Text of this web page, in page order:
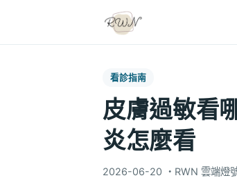
看診指南
皮膚過敏看
炎怎麼看
2026-06-20 ・ RWN 雲端燈